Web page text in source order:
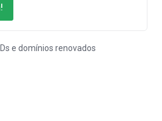
e domínios renovados